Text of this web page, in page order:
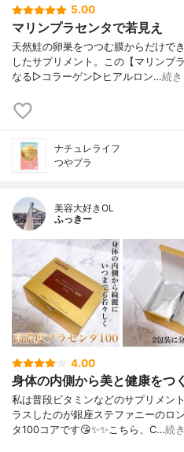
5.00
マリンプラセンタで若見え
天然鮭の卵巣をつつむ膜からだけで
したサプリメント。この【マリンプ
なる▷コラーゲン▷ヒアルロン…続
ナチュレライフ
つやプラ
美容大好きOL
ふっきー
4.00
身体の内側から美と健康をつ
私は普段ビタミンなどのサプリメン
ラスしたのが銀座ステファニーのロ
タ100コアです😘✨✨こちら、C…続